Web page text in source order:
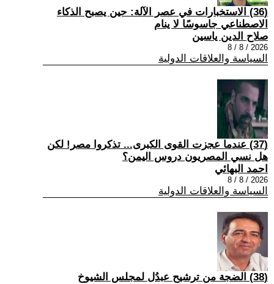
(36) الاستخبارات في عصر الآلة: حين يصبح الذكاء
الاصطناعي جاسوسًا لا ينام
صلاح الدين ياسين
2026 / 8 / 8
السياسة والعلاقات الدولية
(37) عندما عجزت القوى الكبرى... تذكروا مصر! لكن
هل نسي المصريون دروس اليمن؟
احمد البهائي
2026 / 8 / 8
السياسة والعلاقات الدولية
(38) الضجة من ترشيح عبدُل لمجلس الشيوخ